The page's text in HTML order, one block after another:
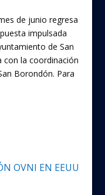
de junio regresa
impulsada
de San
con la coordinación
Borondón. Para
OVNI EN EEUU